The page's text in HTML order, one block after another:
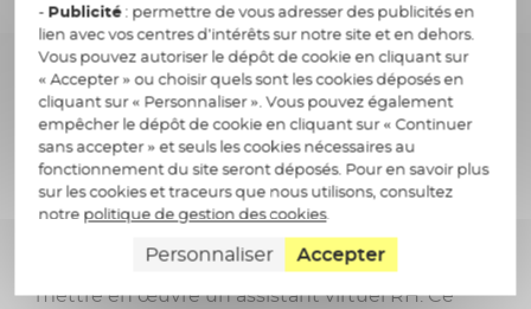
Traitement du langage naturel
(NLP)
La thématique ‘Traitement du langage naturel
(NLP)’ permet l’analyse et la mobilisation de
texte. Au sein du Groupe, le NLP a permis de
mettre en œuvre un assistant virtuel RH. Ce
- Publicité: permettre de vous adresser des publicités en
lien avec vos centres d’intérêts sur notre site et en dehors.
Vous pouvez autoriser le dépôt de cookie en cliquant sur
« Accepter » ou choisir quels sont les cookies déposés en
cliquant sur « Personnaliser ». Vous pouvez également
empêcher le dépôt de cookie en cliquant sur « Continuer
sans accepter » et seuls les cookies nécessaires au
fonctionnement du site seront déposés. Pour en savoir plus
sur les cookies et traceurs que nous utilisons, consultez
notre politique de gestion des cookies.
Personnaliser Accepter